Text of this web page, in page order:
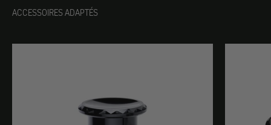
ACCESSOIRES ADAPTÉS